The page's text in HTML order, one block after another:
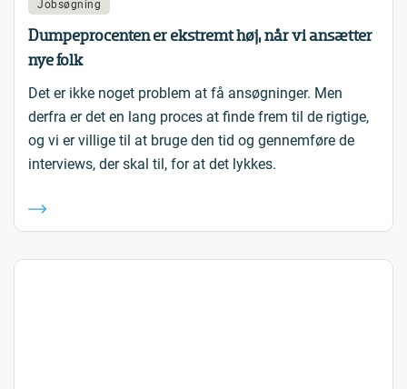
Jobsøgning
Dumpeprocenten er ekstremt høj, når vi ansætter
nye folk
Det er ikke noget problem at få ansøgninger. Men
derfra er det en lang proces at finde frem til de rigtige,
og vi er villige til at bruge den tid og gennemføre de
interviews, der skal til, for at det lykkes.